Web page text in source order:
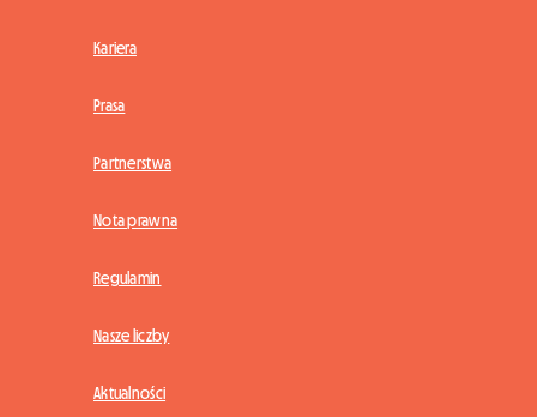
Kariera
Prasa
Partnerstwa
Nota prawna
Regulamin
Nasze liczby
Aktualności